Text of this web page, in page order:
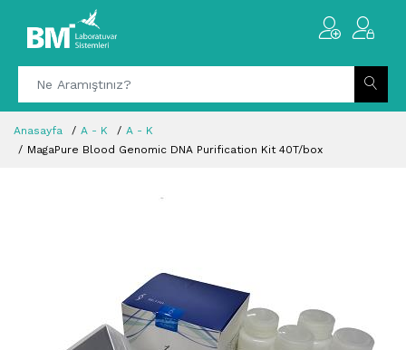
Anasayfa A - K
A - K
MagaPure Blood Genomic DNA Purification Kit 40T/box